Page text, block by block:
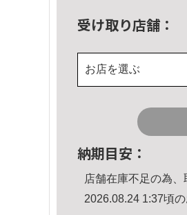
受け取り店舗：
お店を選ぶ
納期目安：
店舗在庫不足の為、
2026.08.24 1:37頃の